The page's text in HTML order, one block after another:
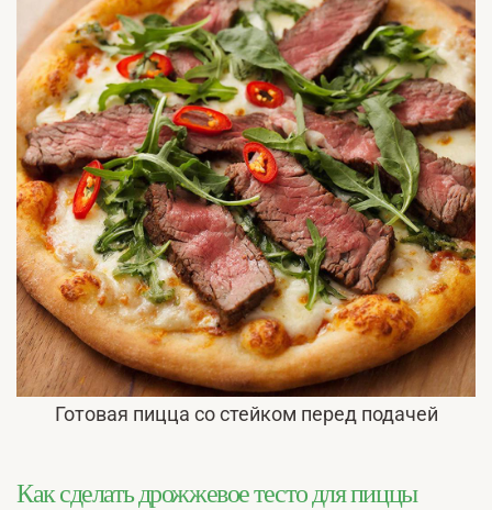
Готовая пицца со стейком перед подачей
Как сделать дрожжевое тесто для пиццы